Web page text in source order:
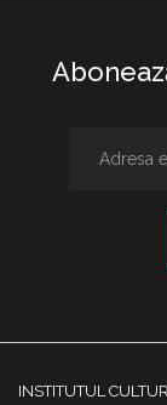
INSTITUTUL